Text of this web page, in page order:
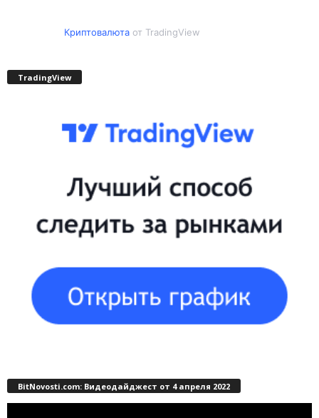
Криптовалютаот TradingView
TradingView
BitNovosti.com: Видеодайджест от 4 апреля 2022